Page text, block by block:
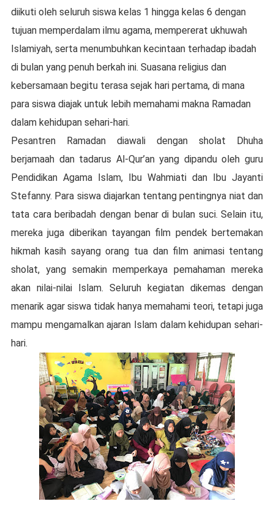
diikuti oleh seluruh siswa kelas 1 hingga kelas 6 dengan
tujuan memperdalam ilmu agama, mempererat ukhuwah
Islamiyah, serta menumbuhkan kecintaan terhadap ibadah
di bulan yang penuh berkah ini. Suasana religius dan
kebersamaan begitu terasa sejak hari pertama, di mana
para siswa diajak untuk lebih memahami makna Ramadan
dalam kehidupan sehari-hari.
Pesantren Ramadan diawali dengan sholat Dhuha
berjamaah dan tadarus Al-Qur’an yang dipandu oleh guru
Pendidikan Agama Islam, Ibu Wahmiati dan Ibu Jayanti
Stefanny. Para siswa diajarkan tentang pentingnya niat dan
tata cara beribadah dengan benar di bulan suci. Selain itu,
mereka juga diberikan tayangan film pendek bertemakan
hikmah kasih sayang orang tua dan film animasi tentang
sholat, yang semakin memperkaya pemahaman mereka
akan nilai-nilai Islam. Seluruh kegiatan dikemas dengan
menarik agar siswa tidak hanya memahami teori, tetapi juga
mampu mengamalkan ajaran Islam dalam kehidupan sehari-
hari.